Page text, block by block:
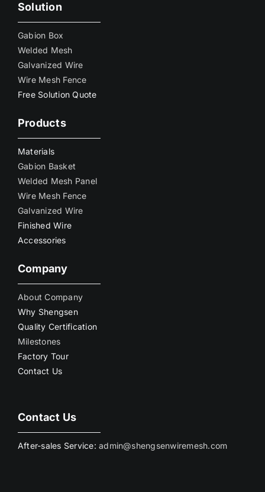
Solution
Gabion Box
Welded Mesh
Galvanized Wire
Wire Mesh Fence
Free Solution Quote
Products
Materials
Gabion Basket
Welded Mesh Panel
Wire Mesh Fence
Galvanized Wire
Finished Wire
Accessories
Company
About Company
Why Shengsen
Quality Certification
Milestones
Factory Tour
Contact Us
Contact Us
After-sales Service:admin@shengsenwiremesh.com